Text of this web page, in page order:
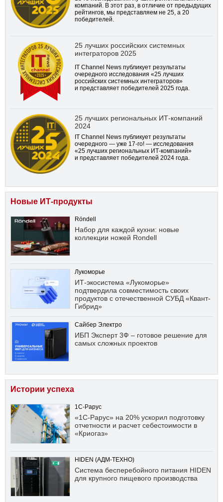
компаний. В этот раз, в отличие от предыдущих
рейтингов, мы представляем не 25, а 20
победителей.
25 лучших российских системных
интеграторов 2025
IT Channel News публикует результаты
очередного исследования «25 лучших
российских системных интеграторов»
и представляет победителей 2025 года.
25 лучших региональных ИТ-компаний
2024
IT Channel News публикует результаты
очередного — уже 17-го! — исследования
«25 лучших региональных ИТ-компаний»
и представляет победителей 2024 года.
Новые ИТ-продукты
Röndell
Набор для каждой кухни: новые
коллекции ножей Rondell
Лукоморье
ИТ-экосистема «Лукоморье»
подтвердила совместимость своих
продуктов с отечественной СУБД «Квант-
Гибрид»
Сайбер Электро
ИБП Эксперт 3Ф – готовое решение для
самых сложных проектов
Истории успеха
1С-Рарус
«1С-Рарус» на 20% ускорил подготовку
отчетности и расчет себестоимости в
«Криогаз»
HIDEN (АДМ-ТЕХНО)
Система бесперебойного питания HIDEN
для крупного пищевого производства